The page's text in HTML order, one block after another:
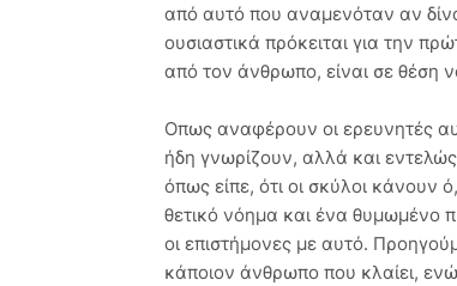
από αυτό που αναμενόταν αν
ουσιαστικά πρόκειται για την
από τον άνθρωπο, είναι σε θέση
Οπως αναφέρουν οι ερευνητές
ήδη γνωρίζουν, αλλά και
όπως είπε, ότι οι σκύλοι κάνουν
θετικό νόημα και ένα θυμωμένο
οι επιστήμονες με αυτό.
κάποιον άνθρωπο που κλαίει,